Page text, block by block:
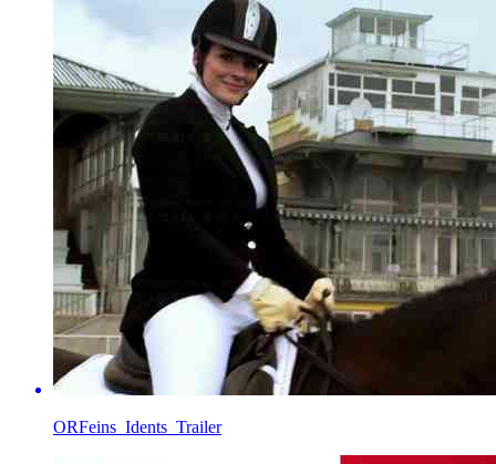
ORFeins_Idents_Trailer